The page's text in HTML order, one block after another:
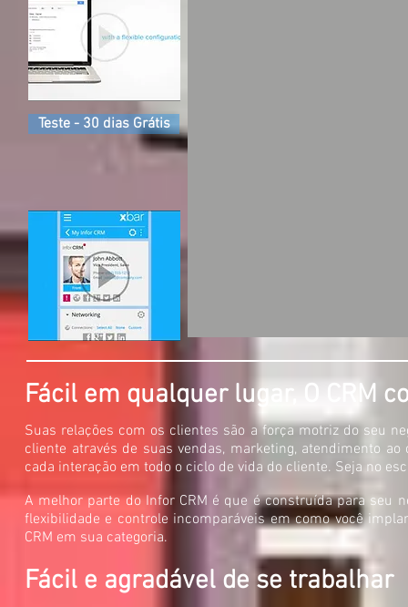
Teste - 30 dias Grátis
Fácil em qualquer lugar, O CRM
Suas relações com os clientes são a força motriz do seu
cliente através de suas vendas, marketing, atendimento
cada interação em todo o ciclo de vida do cliente. Seja no
A melhor parte do Infor CRM é que é construída para seu
flexibilidade e controle incomparáveis em como você
CRM em sua categoria.
Fácil e agradável de se trabalhar